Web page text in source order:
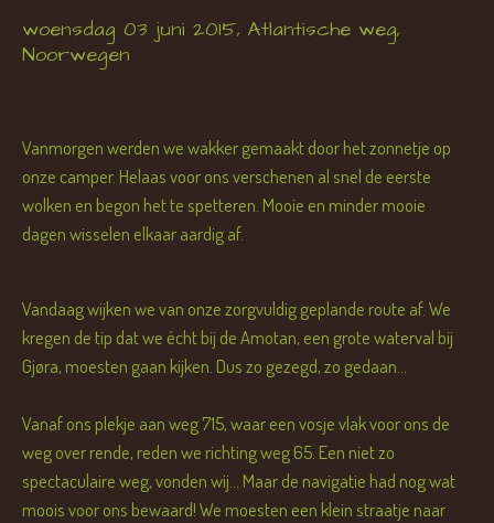
woensdag 03 juni 2015, Atlantische weg,
Noorwegen
Vanmorgen werden we wakker gemaakt door het zonnetje op
onze camper. Helaas voor ons verschenen al snel de eerste
wolken en begon het te spetteren. Mooie en minder mooie
dagen wisselen elkaar aardig af.
Vandaag wijken we van onze zorgvuldig geplande route af. We
kregen de tip dat we écht bij de Amotan, een grote waterval bij
Gjøra, moesten gaan kijken. Dus zo gezegd, zo gedaan...
Vanaf ons plekje aan weg 715, waar een vosje vlak voor ons de
weg over rende, reden we richting weg 65. Een niet zo
spectaculaire weg, vonden wij... Maar de navigatie had nog wat
moois voor ons bewaard! We moesten een klein straatje naar